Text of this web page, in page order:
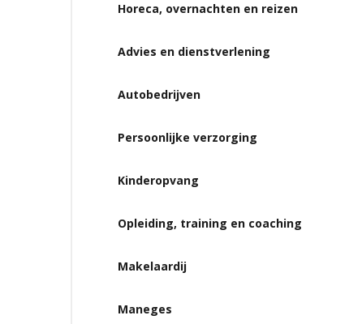
Horeca, overnachten en reizen
Advies en dienstverlening
Autobedrijven
Persoonlijke verzorging
Kinderopvang
Opleiding, training en coaching
Makelaardij
Maneges